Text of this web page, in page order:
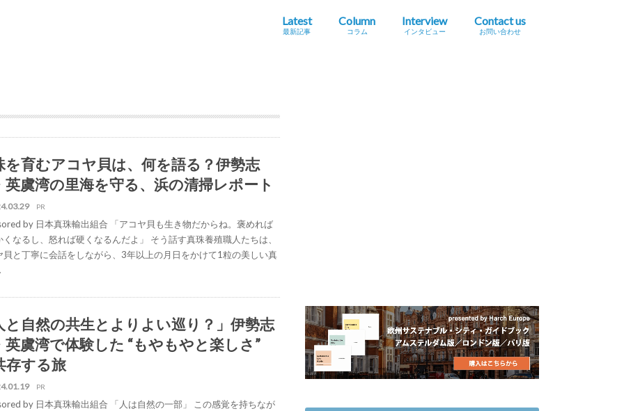
Latest
最新記事
Column
コラム
Interview
インタビュー
Contact us
お問い合わせ
を育むアコヤ貝は、何を語る？伊勢志
英虞湾の里海を守る、浜の清掃レポート
PR
by 日本真珠輸出組合 「アコヤ貝も生き物だからね。褒めれば
くなるし、怒れば硬くなるんだよ」 そう話す真珠養殖職人たちは、
貝と丁寧に会話をしながら、3年以上の月日をかけて1粒の美しい真
と自然の共生とよりよい巡り？」伊勢志
英虞湾で体験した “もやもやと楽しさ”
存する旅
PR
by 日本真珠輸出組合 「人は自然の一部」 この感覚を持ちなが